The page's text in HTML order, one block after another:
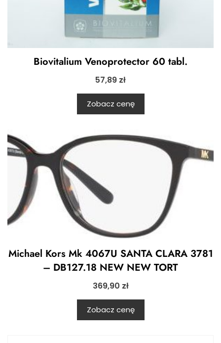
Biovitalium Venoprotector 60 tabl.
57,89 zł
Zobacz cenę
Michael Kors Mk 4067U SANTA CLARA 3781
– DB127.18 NEW NEW TORT
369,90 zł
Zobacz cenę